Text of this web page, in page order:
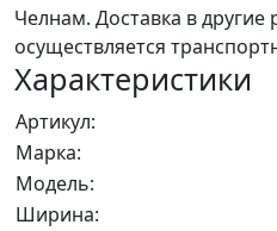
Челнам. Доставка в другие
осуществляется
Характеристики
Артикул:
Марка:
Модель:
Ширина: